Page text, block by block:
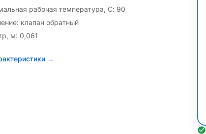
рабочая температура, С: 90
клапан обратный
м: 0,061
→